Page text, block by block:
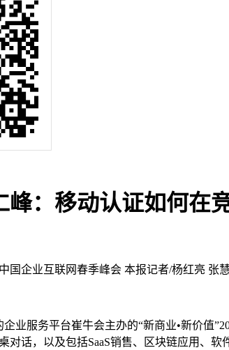
峰：移动认证如何在
国企业互联网春季峰会 本报记者/杨红亮 张慧
业服务平台崔牛会主办的“新商业•新价值
对话，以及包括SaaS销售、区块链应用、